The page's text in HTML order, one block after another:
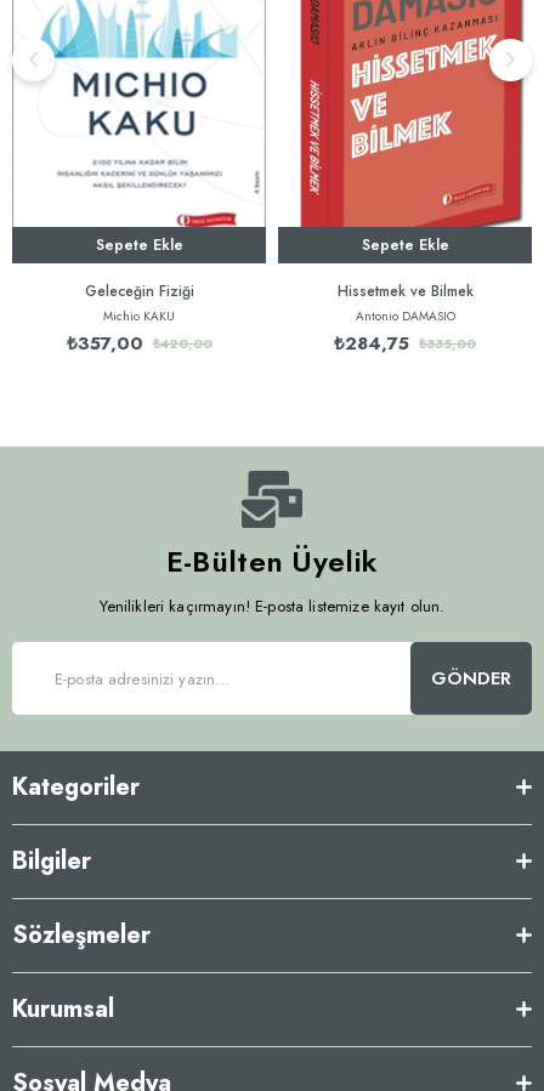
Sepete Ekle
Geleceğin Fiziği
Michio KAKU
₺357,00 ₺420,00
Sepete Ekle
Hissetmek ve Bilmek
Antonio DAMASIO
₺284,75 ₺335,00
E-Bülten Üyelik
Yenilikleri kaçırmayın! E-posta listemize kayıt olun.
GÖNDER
Kategoriler
Bilgiler
Sözleşmeler
Kurumsal
Sosyal Medya